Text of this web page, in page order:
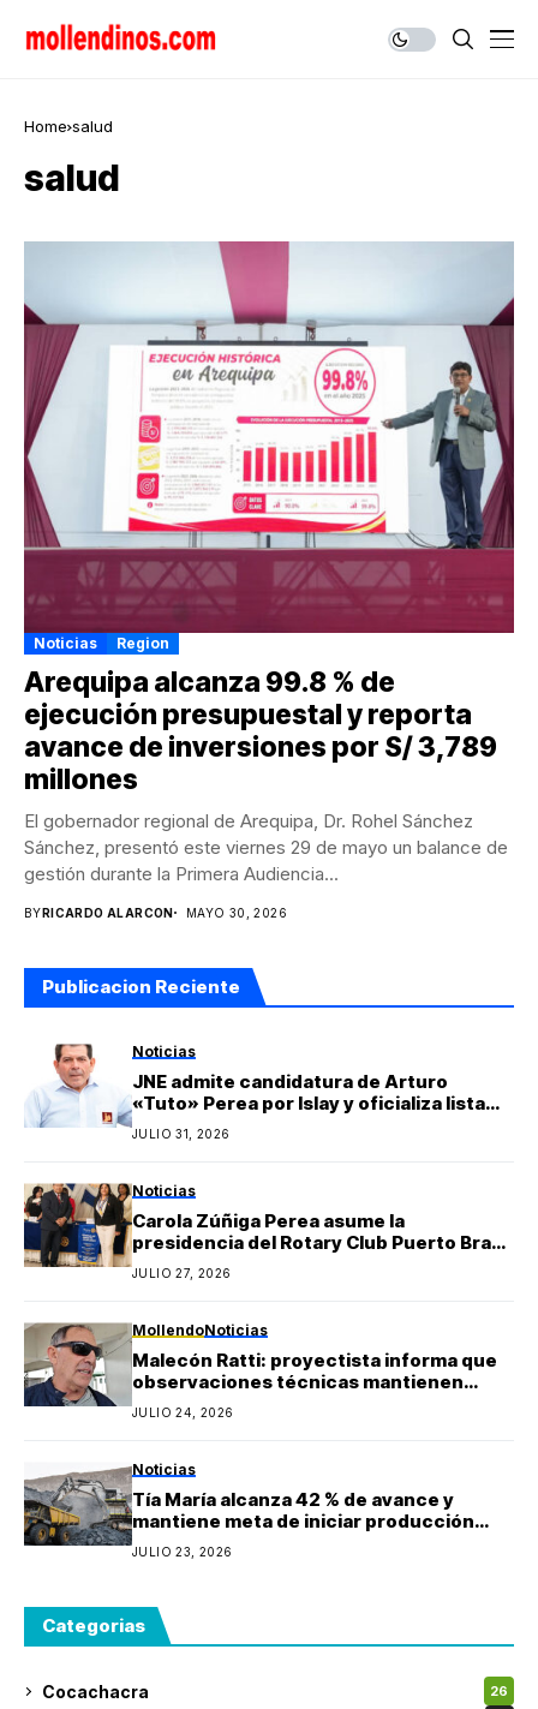
Home salud
salud
Noticias Region
Arequipa alcanza 99.8 % de
ejecución presupuestal y reporta
avance de inversiones por S/ 3,789
millones
El gobernador regional de Arequipa, Dr. Rohel Sánchez
Sánchez, presentó este viernes 29 de mayo un balance de
gestión durante la Primera Audiencia...
BY RICARDO ALARCON MAYO 30, 2026
Publicacion Reciente
Noticias
JNE admite candidatura de Arturo
«Tuto» Perea por Islay y oficializa lista
regional de Yo Arequipa encabezada por
Berly Gonzales
JULIO 31, 2026
Noticias
Carola Zúñiga Perea asume la
presidencia del Rotary Club Puerto Bravo
Mollendo y anuncia proyectos sociales
para la provincia de Islay
JULIO 27, 2026
MollendoNoticias
Malecón Ratti: proyectista informa que
observaciones técnicas mantienen
paralizada la obra y estima reinicio en
agosto
JULIO 24, 2026
Noticias
Tía María alcanza 42 % de avance y
mantiene meta de iniciar producción
durante 2027
JULIO 23, 2026
Categorias
Cocachacra 26